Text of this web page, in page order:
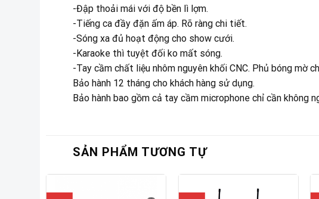
-Đập thoải mái với độ bền lì lợm.
-Tiếng ca đầy đặn ấm áp. Rõ ràng chi tiết.
-Sóng xa đủ hoạt động cho show cưới.
-Karaoke thì tuyệt đối ko mất sóng.
-Tay cầm chất liệu nhôm nguyên khối CNC. Phủ bóng mờ
Bảo hành 12 tháng cho khách hàng sử dụng.
Bảo hành bao gồm cả tay cầm microphone chỉ cần không
SẢN PHẨM TƯƠNG TỰ